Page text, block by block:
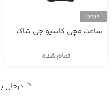
ناموجود
ساعت مچی کاسیو جی شاک
تمام شده
بارگیری